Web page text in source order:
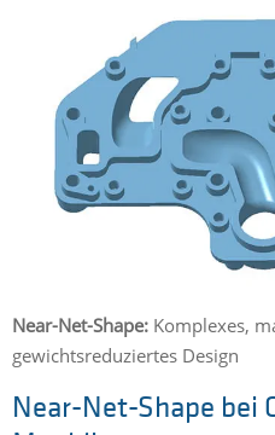
Near-Net-Shape: Komplexes,
gewichtsreduziertes Design
Near-Net-Shape bei